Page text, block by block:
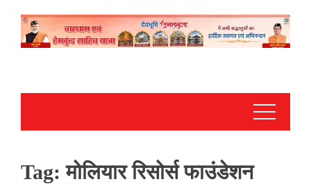
Tag:मोलियार रिसोर्स फाउंडेशन